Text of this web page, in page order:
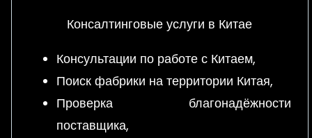
Консалтинговые услуги в Китае
Консультации по работе с Китаем,
Поиск фабрики на территории Китая,
Проверка благонадёжности
поставщика,